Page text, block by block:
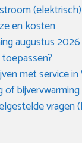
(elektrisch)
en kosten
augustus 2026
met service
of bijvervwarming
vragen